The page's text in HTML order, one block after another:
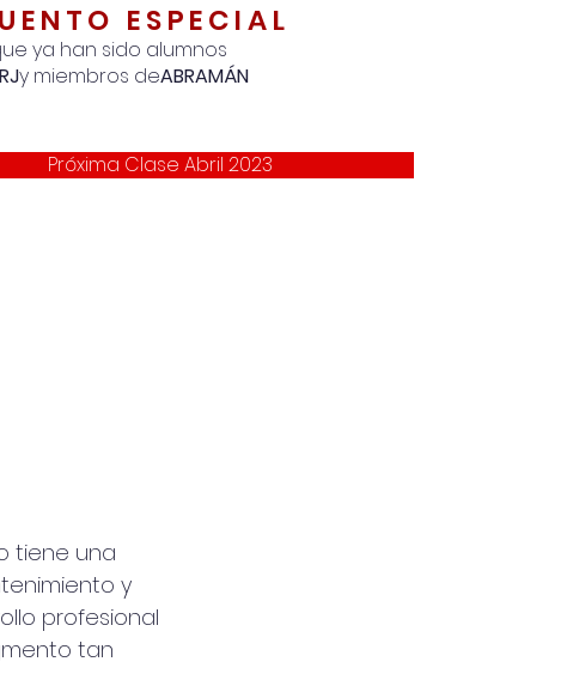
ESPECIAL
ya han sido alumnos
y miembros deABRAMÁN
Próxima Clase Abril 2023
tiene una
y
profesional
tan